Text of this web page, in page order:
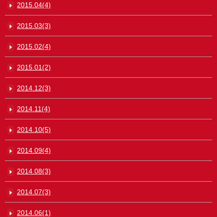
2015.04(4)
2015.03(3)
2015.02(4)
2015.01(2)
2014.12(3)
2014.11(4)
2014.10(5)
2014.09(4)
2014.08(3)
2014.07(3)
2014.06(1)